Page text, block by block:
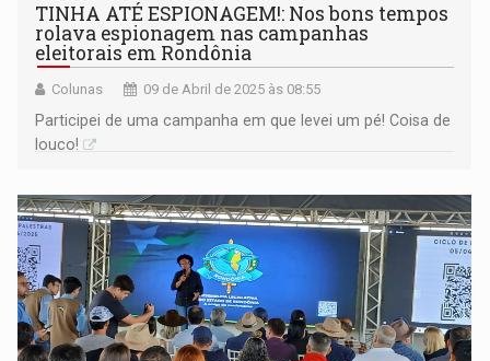
TINHA ATÉ ESPIONAGEM!: Nos bons tempos
rolava espionagem nas campanhas
eleitorais em Rondônia
Colunas 09 de Abril de 2025 às 08:55
Participei de uma campanha em que levei um pé! Coisa de
louco!